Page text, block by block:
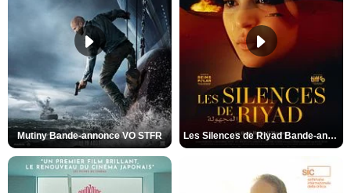
Mutiny Bande-annonce VO STFR Les Silences de Riyad Bande-annonce VO STFR